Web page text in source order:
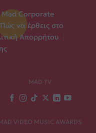
Mad Corporate
Πώς να έρθεις στο
Απορρήτου
MAD TV
VIDEO MUSIC AWARDS